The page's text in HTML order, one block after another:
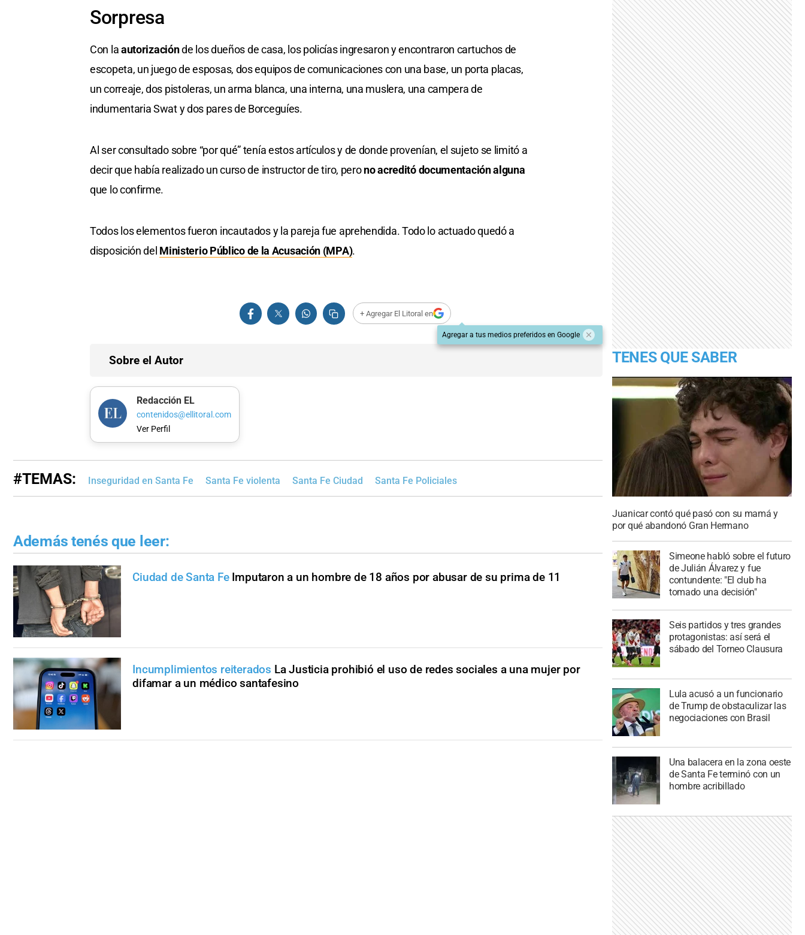
Sorpresa
Con laautorizaciónde los dueños de casa, los policías ingresaron y encontraron cartuchos de
escopeta, un juego de esposas, dos equipos de comunicaciones con una base, un porta placas,
un correaje, dos pistoleras, un arma blanca, una interna, una muslera, una campera de
indumentaria Swat y dos pares de Borceguíes.
Al ser consultado sobre “por qué” tenía estos artículos y de donde provenían, el sujeto se limitó a
decir que había realizado un curso de instructor de tiro, perono acreditó documentación alguna
que lo confirme.
Todos los elementos fueron incautados y la pareja fue aprehendida. Todo lo actuado quedó a
disposición del Ministerio Público de la Acusación (MPA).
+ Agregar El Litoral en
Agregar a tus medios preferidos en Google
Sobre el Autor
Redacción EL
contenidos@ellitoral.com
Ver Perfil
#TEMAS: Inseguridad en Santa Fe Santa Fe violenta Santa Fe Ciudad Santa Fe Policiales
Además tenés que leer:
Ciudad de Santa Fe Imputaron a un hombre de 18 años por abusar de su prima de 11
Incumplimientos reiterados La Justicia prohibió el uso de redes sociales a una mujer por
difamar a un médico santafesino
TENES QUE SABER
Juanicar contó qué pasó con su mamá y
por qué abandonó Gran Hermano
Simeone habló sobre el futuro
de Julián Álvarez y fue
contundente: "El club ha
tomado una decisión"
Seis partidos y tres grandes
protagonistas: así será el
sábado del Torneo Clausura
Lula acusó a un funcionario
de Trump de obstaculizar las
negociaciones con Brasil
Una balacera en la zona oeste
de Santa Fe terminó con un
hombre acribillado